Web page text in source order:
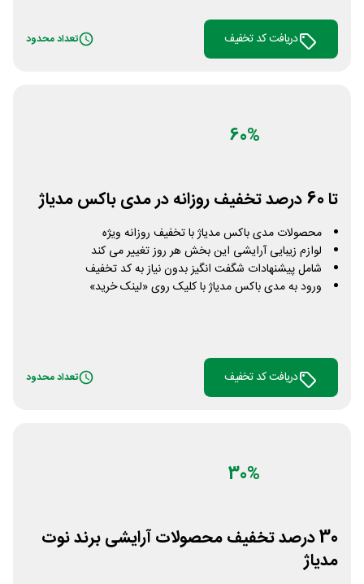
دریافت کد تخفیف تعداد محدود
60%
تا 60 درصد تخفیف روزانه در مدی باکس مدیاژ
محصولات مدی باکس مدیاژ با تخفیف روزانه ویژه
لوازم زیبایی آرایشی این بخش هر روز تغییر می کند
شامل پیشنهادات شگفت انگیز بدون نیاز به کد تخفیف
ورود به مدی باکس مدیاژ با کلیک روی «لینک خرید»
دریافت کد تخفیف تعداد محدود
30%
30 درصد تخفیف محصولات آرایشی برند نوت
مدیاژ